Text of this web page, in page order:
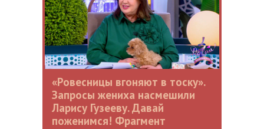
«Ровесницы вгоняют в тоску».
Запросы жениха насмешили
Ларису Гузееву. Давай
поженимся! Фрагмент